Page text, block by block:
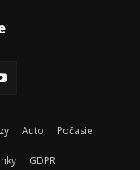
Auto Počasie
GDPR